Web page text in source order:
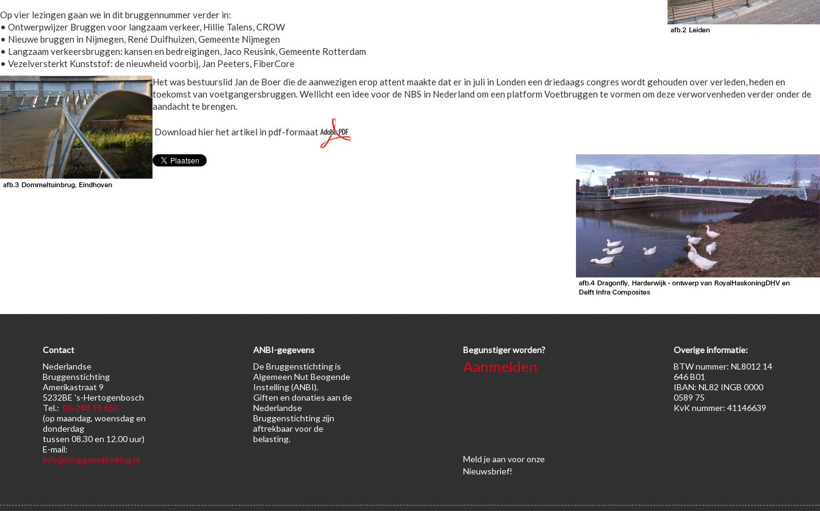
Op vier lezingen gaan we in dit bruggennummer verder in:
• Ontwerpwijzer Bruggen voor langzaam verkeer, Hillie Talens, CROW
• Nieuwe bruggen in Nijmegen, René Duifhuizen, Gemeente Nijmegen
• Langzaam verkeersbruggen: kansen en bedreigingen, Jaco Reusink, Gemeente Rotterdam
• Vezelversterkt Kunststof: de nieuwheid voorbij, Jan Peeters, FiberCore
Het was bestuurslid Jan de Boer die de aanwezigen erop attent maakte dat er in juli in Londen een driedaags congres wordt gehouden over verleden, heden en
toekomst van voetgangersbruggen. Wellicht een idee voor de NBS in Nederland om een platform Voetbruggen te vormen om deze verworvenheden verder onder de
aandacht te brengen.
Download hier het artikel in pdf-formaat
Contact
Nederlandse
Bruggenstichting
Amerikastraat 9
5232BE 's-Hertogenbosch
Tel.: 06-288 19 650
(op maandag, woensdag en
donderdag
tussen 08.30 en 12.00 uur)
E-mail:
info@bruggenstichting.nl
ANBI-gegevens
De Bruggenstichting is
Algemeen Nut Beogende
Instelling (ANBI).
Giften en donaties aan de
Nederlandse
Bruggenstichting zijn
aftrekbaar voor de
belasting.
Begunstiger worden?
Aanmelden
Meldje aan voor onze
Nieuwsbrief!
Overige informatie:
BTW nummer: NL8012 14
646 B01
IBAN: NL82 INGB 0000
0589 75
KvK nummer: 41146639